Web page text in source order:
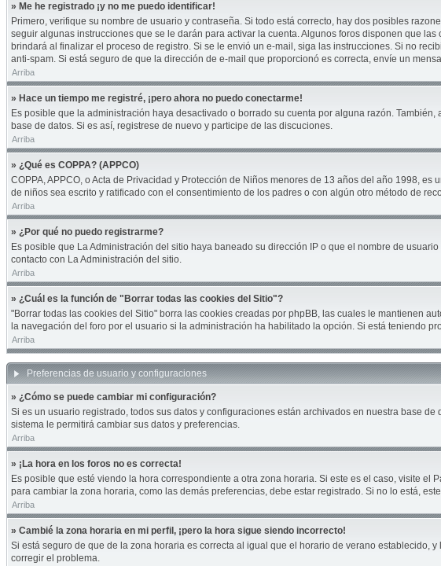
» Me he registrado ¡y no me puedo identificar!
Primero, verifique su nombre de usuario y contraseña. Si todo está correcto, hay dos posibles
seguir algunas instrucciones que se le darán para activar la cuenta. Algunos foros disponen que
brindará al finalizar el proceso de registro. Si se le envió un e-mail, siga las instrucciones. Si no
anti-spam. Si está seguro de que la dirección de e-mail que proporcionó es correcta, envíe un
Arriba
» Hace un tiempo me registré, ¡pero ahora no puedo conectarme!
Es posible que la administración haya desactivado o borrado su cuenta por alguna razón.
base de datos. Si es así, registrese de nuevo y participe de las discuciones.
Arriba
» ¿Qué es COPPA? (APPCO)
COPPA, APPCO, o Acta de Privacidad y Protección de Niños menores de 13 años del año 1998,
de niños sea escrito y ratificado con el consentimiento de los padres o con algún otro método de
Arriba
» ¿Por qué no puedo registrarme?
Es posible que La Administración del sitio haya baneado su dirección IP o que el nombre de
contacto con La Administración del sitio.
Arriba
» ¿Cuál es la función de "Borrar todas las cookies del Sitio"?
"Borrar todas las cookies del Sitio" borra las cookies creadas por phpBB, las cuales le mantienen
la navegación del foro por el usuario si la administración ha habilitado la opción. Si está teniendo
Arriba
Preferencias de usuario y configuraciones
» ¿Cómo se puede cambiar mi configuración?
Si es un usuario registrado, todos sus datos y configuraciones están archivados en nuestra base
sistema le permitirá cambiar sus datos y preferencias.
Arriba
» ¡La hora en los foros no es correcta!
Es posible que esté viendo la hora correspondiente a otra zona horaria. Si este es el caso, visite
para cambiar la zona horaria, como las demás preferencias, debe estar registrado. Si no lo está,
Arriba
» Cambié la zona horaria en mi perfil, ¡pero la hora sigue siendo incorrecto!
Si está seguro de que de la zona horaria es correcta al igual que el horario de verano
corregir el problema.